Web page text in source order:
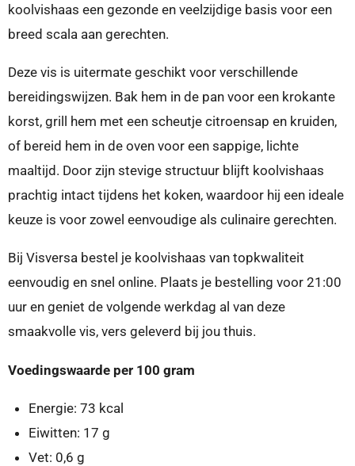
koolvishaas een gezonde en veelzijdige basis voor een
breed scala aan gerechten.
Deze vis is uitermate geschikt voor verschillende
bereidingswijzen. Bak hem in de pan voor een krokante
korst, grill hem met een scheutje citroensap en kruiden,
of bereid hem in de oven voor een sappige, lichte
maaltijd. Door zijn stevige structuur blijft koolvishaas
prachtig intact tijdens het koken, waardoor hij een ideale
keuze is voor zowel eenvoudige als culinaire gerechten.
Bij Visversa bestel je koolvishaas van topkwaliteit
eenvoudig en snel online. Plaats je bestelling voor 21:00
uur en geniet de volgende werkdag al van deze
smaakvolle vis, vers geleverd bij jou thuis.
Voedingswaarde per 100 gram
Energie: 73 kcal
Eiwitten: 17 g
Vet: 0,6 g